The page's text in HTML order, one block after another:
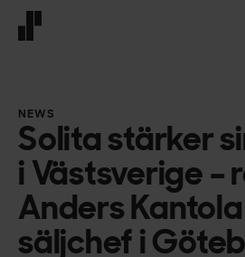
NEWS
Solita stärker
i Västsverige –
Anders
säljchef i